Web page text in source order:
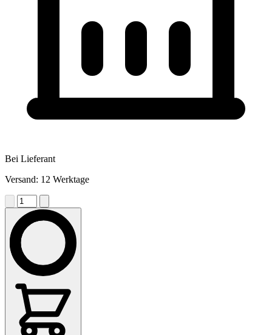
Bei Lieferant
Versand: 12 Werktage